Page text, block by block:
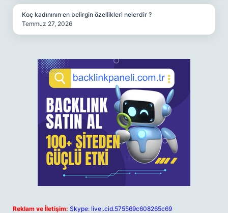
Koç kadınının en belirgin özellikleri nelerdir ?
Temmuz 27, 2026
Reklam ve İletişim: Skype: live:.cid.575569c608265c69